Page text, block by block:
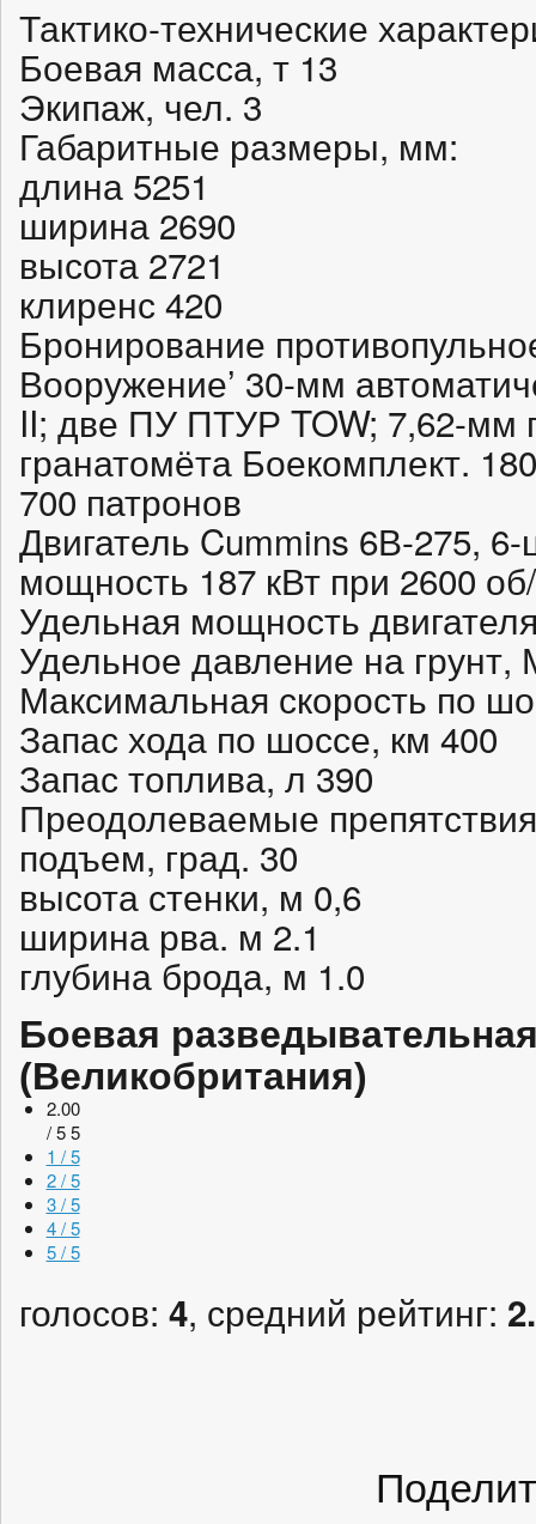
Тактико-технические
Боевая масса, т 13
Экипаж, чел. 3
Габаритные размеры, мм:
длина 5251
ширина 2690
высота 2721
клиренс 420
Бронирование
Вооружение’ 30-мм
II; две ПУ ПТУР TOW; 7,62-мм
гранатомёта Боекомплект.
700 патронов
Двигатель Cummins 6В-275,
мощность 187 кВт при 2600
Удельная мощность
Удельное давление на грунт,
Максимальная скорость по
Запас хода по шоссе, км 400
Запас топлива, л 390
Преодолеваемые
подъем, град. 30
высота стенки, м 0,6
ширина рва. м 2.1
глубина брода, м 1.0
Боевая
(Великобритания)
2.00
/ 5 5
1 / 5
2 / 5
3 / 5
4 / 5
5 / 5
голосов: 4, средний рейтинг: